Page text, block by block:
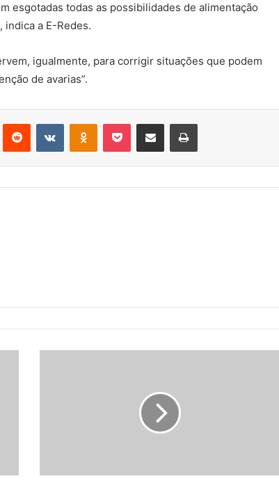
esgotadas todas as possibilidades de alimentação
a E-Redes.
igualmente, para corrigir situações que podem
de avarias”.
Reddit VKontakteOdnoklassniki
Pocket Partilhar Via Email Imprimir